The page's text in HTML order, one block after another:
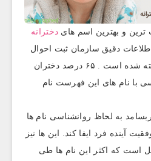
ترین و بهترین اسم های دخترانه
دقیق سازمان ثبت احوال
از سال ۱۳۸۰ تا ۱۳۹۶ نوشته شده است . ۶۵ درصد دختران
با نام های این فهرست نام
به لحاظ روانشناسی نام ها
آینده فرد ایفا کند. این ها نیز
است که اکثر این نام ها طی